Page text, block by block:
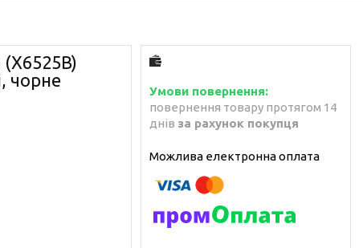
чорне
повернення товару протягом 14
днів за рахунок покупця